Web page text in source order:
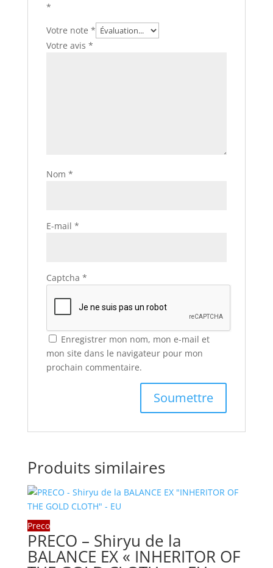
*
Votre note *
Votre avis *
Nom *
E-mail *
Captcha *
Enregistrer mon nom, mon e-mail et
mon site dans le navigateur pour mon
prochain commentaire.
Produits similaires
Preco
PRECO – Shiryu de la
BALANCE EX « INHERITOR OF